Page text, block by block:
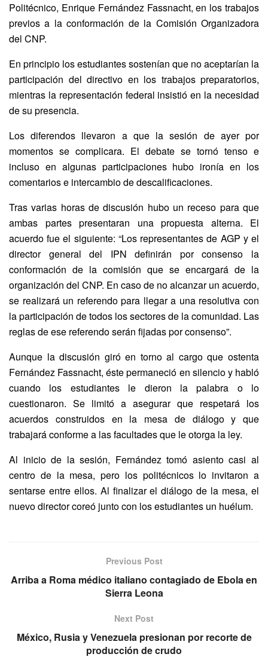
Politécnico, Enrique Fernández Fassnacht, en los trabajos
previos a la conformación de la Comisión Organizadora
del CNP.
En principio los estudiantes sostenían que no aceptarían la
participación del directivo en los trabajos preparatorios,
mientras la representación federal insistió en la necesidad
de su presencia.
Los diferendos llevaron a que la sesión de ayer por
momentos se complicara. El debate se tornó tenso e
incluso en algunas participaciones hubo ironía en los
comentarios e intercambio de descalificaciones.
Tras varias horas de discusión hubo un receso para que
ambas partes presentaran una propuesta alterna. El
acuerdo fue el siguiente: “Los representantes de AGP y el
director general del IPN definirán por consenso la
conformación de la comisión que se encargará de la
organización del CNP. En caso de no alcanzar un acuerdo,
se realizará un referendo para llegar a una resolutiva con
la participación de todos los sectores de la comunidad. Las
reglas de ese referendo serán fijadas por consenso”.
Aunque la discusión giró en torno al cargo que ostenta
Fernández Fassnacht, éste permaneció en silencio y habló
cuando los estudiantes le dieron la palabra o lo
cuestionaron. Se limitó a asegurar que respetará los
acuerdos construidos en la mesa de diálogo y que
trabajará conforme a las facultades que le otorga la ley.
Al inicio de la sesión, Fernández tomó asiento casi al
centro de la mesa, pero los politécnicos lo invitaron a
sentarse entre ellos. Al finalizar el diálogo de la mesa, el
nuevo director coreó junto con los estudiantes un huélum.
Previous Post
Arriba a Roma médico italiano contagiado de Ebola en
Sierra Leona
Next Post
México, Rusia y Venezuela presionan por recorte de
producción de crudo